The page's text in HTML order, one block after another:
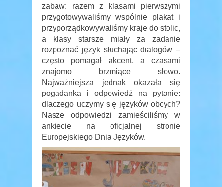
zabaw: razem z klasami pierwszymi
przygotowywaliśmy wspólnie plakat i
przyporządkowywaliśmy kraje do stolic,
a klasy starsze miały za zadanie
rozpoznać język słuchając dialogów –
często pomagał akcent, a czasami
znajomo brzmiące słowo.
Najważniejsza jednak okazała się
pogadanka i odpowiedź na pytanie:
dlaczego uczymy się języków obcych?
Nasze odpowiedzi zamieściliśmy w
ankiecie na oficjalnej stronie
Europejskiego Dnia Języków.